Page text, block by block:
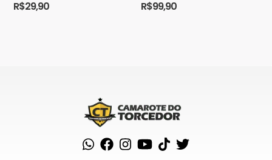
R$29,90
Mineiro. Com um design elegante
R$99,90